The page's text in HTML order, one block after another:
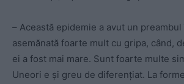
– Această epidemie a avut un
asemănată foarte mult cu gripa, când,
ei a fost mai mare. Sunt foarte multe
Uneori e și greu de diferențiat. La